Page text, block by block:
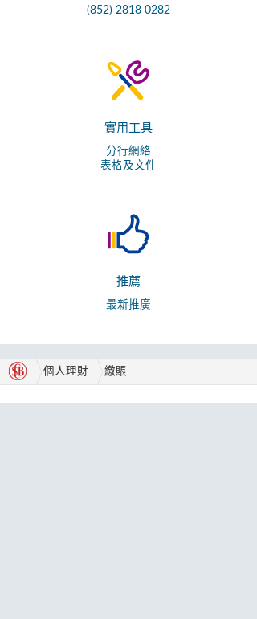
(852) 2818 0282
實用工具
分行網絡
表格及文件
推薦
最新推廣
個人理財 繳賬